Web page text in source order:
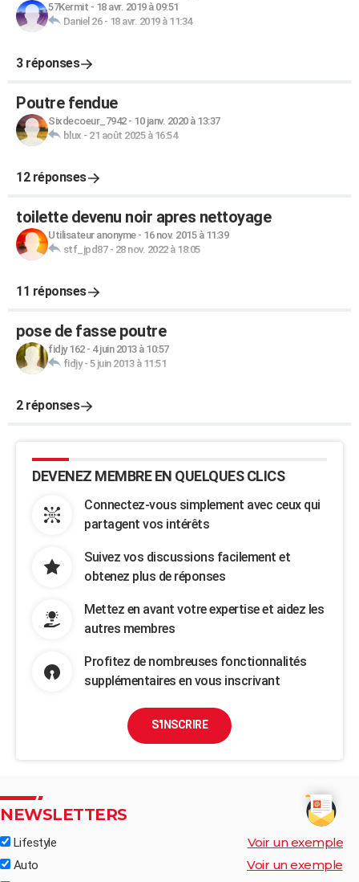
57Kermit - 18 avr. 2019 à 09:51
Daniel 26- 18 avr. 2019 à 11:34
3 réponses
Poutre fendue
Sixdecoeur_7942- 10 janv. 2020 à 13:37
blux - 21 août 2025 à 16:54
12 réponses
toilette devenu noir apres nettoyage
Utilisateur anonyme- 16 nov. 2015 à 11:39
stf_jpd87- 28 nov. 2022 à 18:05
11 réponses
pose de fasse poutre
fidjy 162- 4 juin 2013 à 10:57
fidjy- 5 juin 2013 à 11:51
2 réponses
DEVENEZ MEMBRE EN QUELQUES CLICS
Connectez-vous simplement avec ceux qui
partagent vos intérêts
Suivez vos discussions facilement et
obtenez plus de réponses
Mettez en avant votre expertise et aidez les
autres membres
Profitez de nombreuses fonctionnalités
supplémentaires en vous inscrivant
S'INSCRIRE
NEWSLETTERS
Lifestyle Voir un exemple
Auto Voir un exemple